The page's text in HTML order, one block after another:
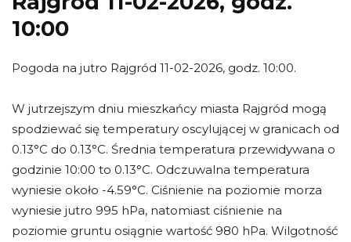
10:00
Pogoda na jutro Rajgród 11-02-2026, godz. 10:00.
W jutrzejszym dniu mieszkańcy miasta Rajgród mogą
spodziewać się temperatury oscylującej w granicach od
0.13°C do 0.13°C. Średnia temperatura przewidywana o
godzinie 10:00 to 0.13°C. Odczuwalna temperatura
wyniesie około -4.59°C. Ciśnienie na poziomie morza
wyniesie jutro 995 hPa, natomiast ciśnienie na
poziomie gruntu osiągnie wartość 980 hPa. Wilgotność